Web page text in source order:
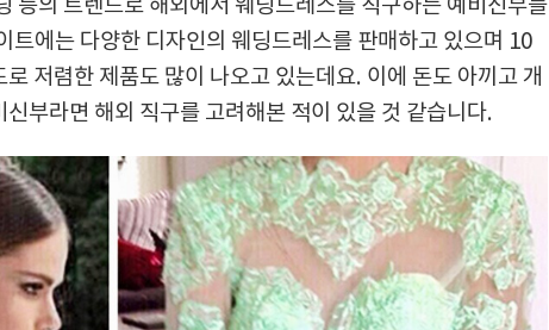
등의 트렌드로 해외에서 웨딩드레스를 직구하는 예비신부들
트에는 다양한 디자인의 웨딩드레스를 판매하고 있으며 10
저렴한 제품도 많이 나오고 있는데요. 이에 돈도 아끼고 개
부라면 해외 직구를 고려해본 적이 있을 것 같습니다.